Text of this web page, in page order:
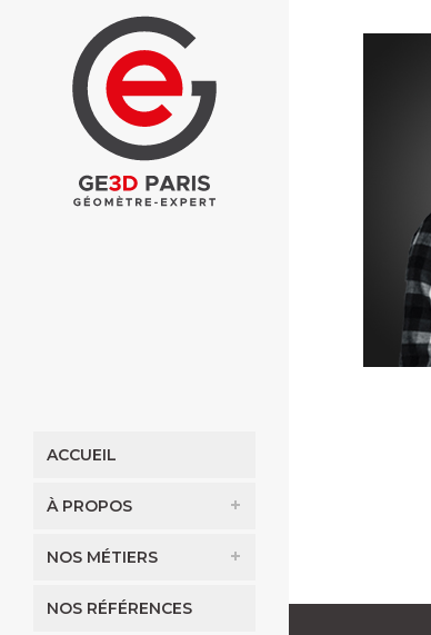
ACCUEIL
À PROPOS
NOS MÉTIERS
NOS RÉFÉRENCES